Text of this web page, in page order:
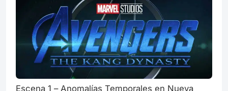
Escena 1 – Anomalías Temporales en Nueva